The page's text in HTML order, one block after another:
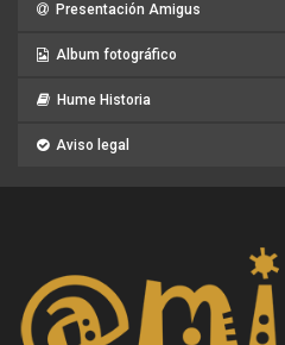
Presentación Amigus
Album fotográfico
Hume Historia
Aviso legal